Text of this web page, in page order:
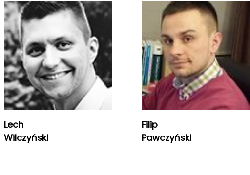
Lech
Wilczyński
Filip
Pawczyński